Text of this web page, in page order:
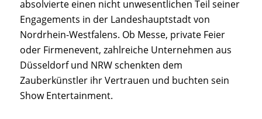
absolvierte einen nicht unwesentlichen Teil seiner
Engagements in der Landeshauptstadt von
Nordrhein-Westfalens. Ob Messe, private Feier
oder Firmenevent, zahlreiche Unternehmen aus
Düsseldorf und NRW schenkten dem
Zauberkünstler ihr Vertrauen und buchten sein
Show Entertainment.